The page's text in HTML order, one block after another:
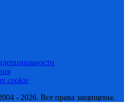
cookie
- 2026. Все права защищены.